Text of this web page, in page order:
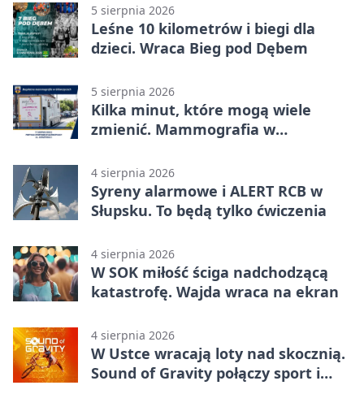
5 sierpnia 2026
Leśne 10 kilometrów i biegi dla
dzieci. Wraca Bieg pod Dębem
5 sierpnia 2026
Kilka minut, które mogą wiele
zmienić. Mammografia w
4 sierpnia 2026
Syreny alarmowe i ALERT RCB w
Słupsku. To będą tylko ćwiczenia
4 sierpnia 2026
W SOK miłość ściga nadchodzącą
katastrofę. Wajda wraca na ekran
4 sierpnia 2026
W Ustce wracają loty nad skocznią.
Sound of Gravity połączy sport i